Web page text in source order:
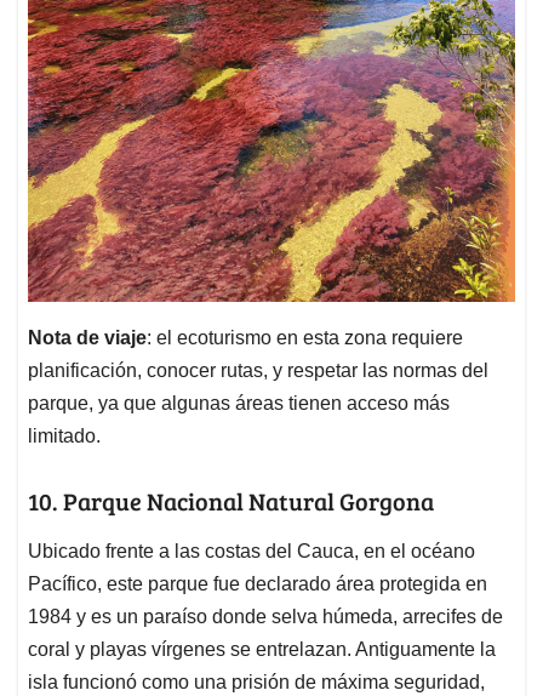
Nota de viaje: el ecoturismo en esta zona requiere
planificación, conocer rutas, y respetar las normas del
parque, ya que algunas áreas tienen acceso más
limitado.
10. Parque Nacional Natural Gorgona
Ubicado frente a las costas del Cauca, en el océano
Pacífico, este parque fue declarado área protegida en
1984 y es un paraíso donde selva húmeda, arrecifes de
coral y playas vírgenes se entrelazan. Antiguamente la
isla funcionó como una prisión de máxima seguridad,